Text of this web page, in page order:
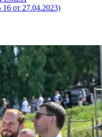
от 27.04.2023)